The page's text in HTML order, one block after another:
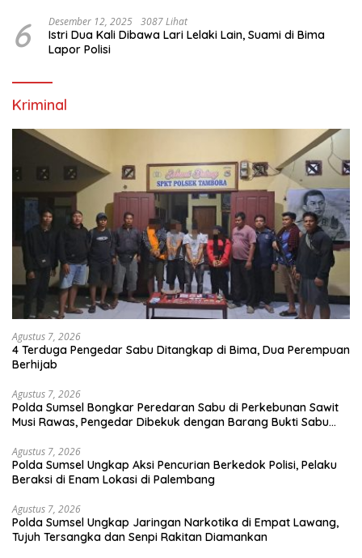
6 Desember 12, 2025 3087 Lihat
Istri Dua Kali Dibawa Lari Lelaki Lain, Suami di Bima
Lapor Polisi
Kriminal
Agustus 7, 2026
4 Terduga Pengedar Sabu Ditangkap di Bima, Dua Perempuan
Berhijab
Agustus 7, 2026
Polda Sumsel Bongkar Peredaran Sabu di Perkebunan Sawit
Musi Rawas, Pengedar Dibekuk dengan Barang Bukti Sabu
Agustus 7, 2026
Polda Sumsel Ungkap Aksi Pencurian Berkedok Polisi, Pelaku
Beraksi di Enam Lokasi di Palembang
Agustus 7, 2026
Polda Sumsel Ungkap Jaringan Narkotika di Empat Lawang,
Tujuh Tersangka dan Senpi Rakitan Diamankan